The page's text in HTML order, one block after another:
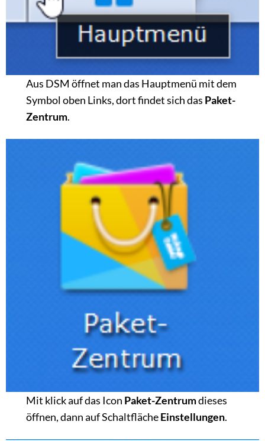
Aus DSM öffnet man das Hauptmenü mit dem
Symbol oben Links, dort findet sich das Paket-
Zentrum.
Mit klick auf das Icon Paket-Zentrumdieses
öffnen, dann auf SchaltflächeEinstellungen.